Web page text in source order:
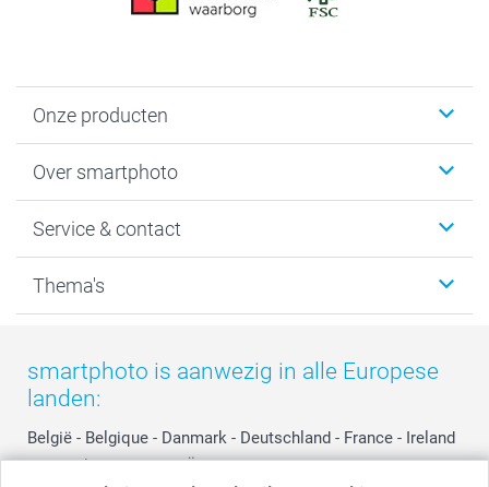
Onze producten
Fotoboeken
Fotocadeaus
Kaarten
Over smartphoto
Vacatures
Bestelproces
Privacy
Cookiebeleid
Reviews
Prijslijst
Service & contact
Tevredenheidsgarantie
smartbonus
smartfriends
service@smartphoto.nl
Affiliate partnerprogramma
Thema's
Moederdag
Vaderdag
Huwelijk
smartphoto is aanwezig in alle Europese
landen:
België - Belgique - Danmark - Deutschland - France - Ireland
- Nederland - Norge - Österreich - Schweiz - Suisse -